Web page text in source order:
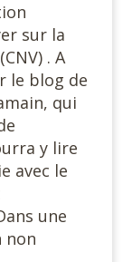
sur la
. A
le blog de
qui
y lire
avec le
une
non